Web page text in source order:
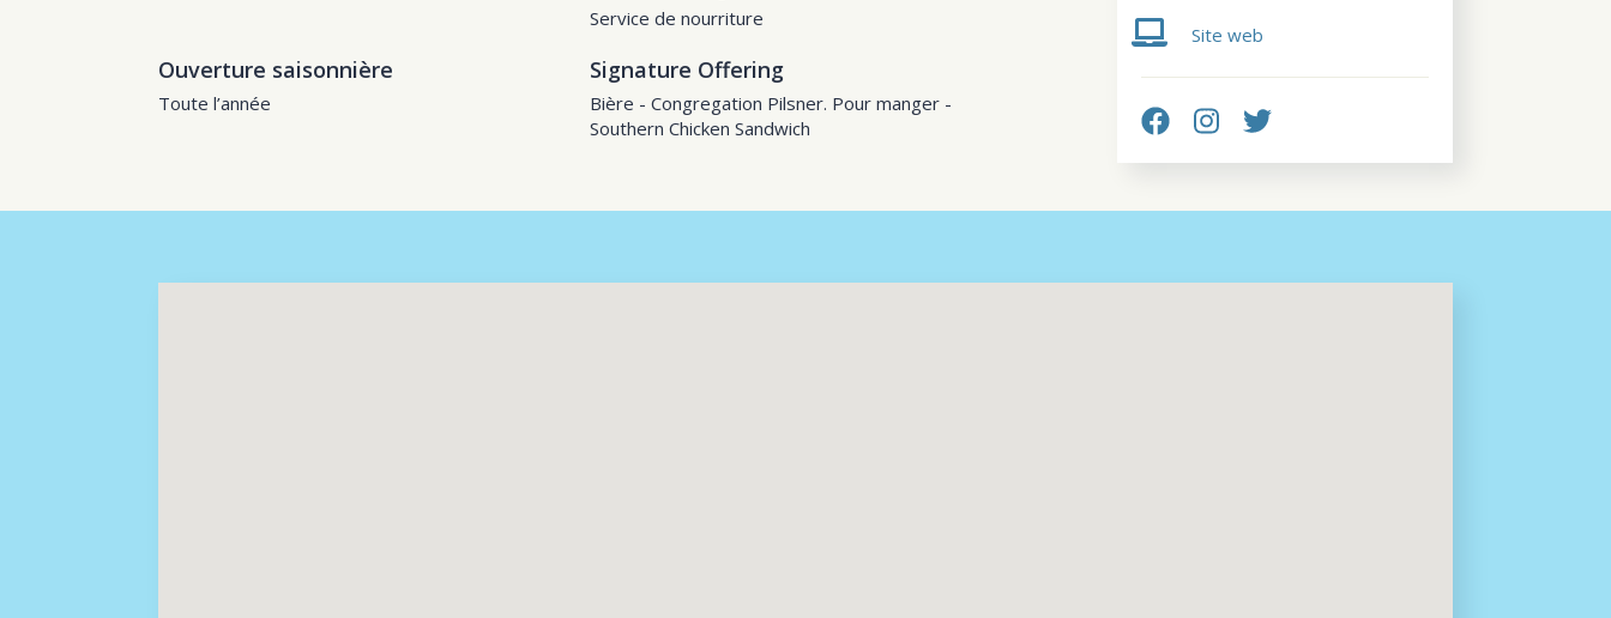
Site web
Service de nourriture
Ouverture saisonnière
Toute l’année
Signature Offering
Bière - Congregation Pilsner. Pour manger -
Southern Chicken Sandwich